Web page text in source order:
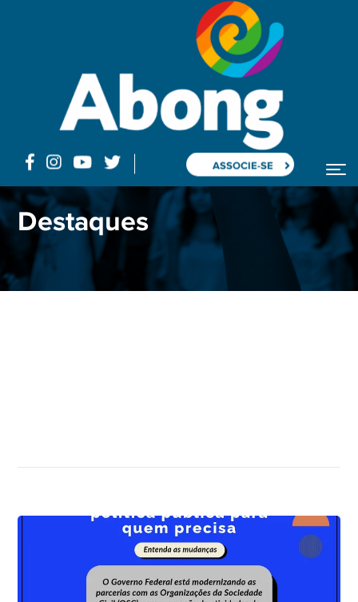
ASSOCIE-SE
Posts "ONGs"
Destaques